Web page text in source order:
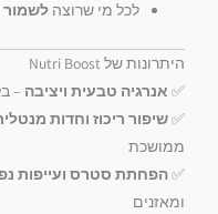
לכל מי שרוצהלשמור
היתרונות של Nutri Boost
✅ אנרגיה טבעית ויציבה –
✅שיפור ריכוז וחדות
ממושכת
✅הפחתת סטרס ועייפות
ומאזנים